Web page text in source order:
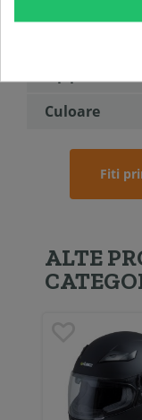
Culoare
Fiti
ALTE